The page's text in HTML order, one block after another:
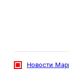
Новости